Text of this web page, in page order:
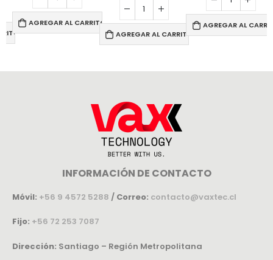
AGREGAR AL CARRITO
AGREGAR AL CARRITO
AGREGAR AL
INFORMACIÓN DE CONTACTO
Móvil: +56 9 4572 5288 / Correo: contacto@vaxtec.cl
Fijo: +56 72 253 7087
Dirección: Santiago – Región Metropolitana